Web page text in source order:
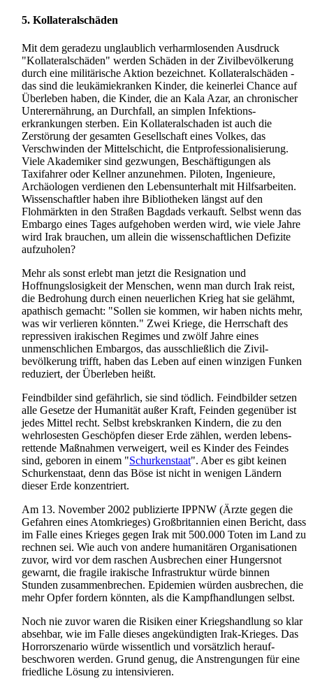
5. Kollateralschäden
Mit dem geradezu unglaublich verharmlosenden Ausdruck
"Kollateralschäden" werden Schäden in der Zivil­bevölkerung
durch eine militärische Aktion bezeichnet. Kollateral­schäden -
das sind die leukämie­kranken Kinder, die keinerlei Chance auf
Überleben haben, die Kinder, die an Kala Azar, an chronischer
Unterernährung, an Durchfall, an simplen Infektions­
erkrankungen sterben. Ein Kollateral­schaden ist auch die
Zerstörung der gesamten Gesellschaft eines Volkes, das
Verschwinden der Mittelschicht, die Ent­professionalisierung.
Viele Akademiker sind gezwungen, Beschäftigungen als
Taxifahrer oder Kellner anzunehmen. Piloten, Ingenieure,
Archäologen verdienen den Lebens­unterhalt mit Hilfsarbeiten.
Wissenschaftler haben ihre Bibliotheken längst auf den
Flohmärkten in den Straßen Bagdads verkauft. Selbst wenn das
Embargo eines Tages aufgehoben werden wird, wie viele Jahre
wird Irak brauchen, um allein die wissen­schaftlichen Defizite
aufzuholen?
Mehr als sonst erlebt man jetzt die Resignation und
Hoffnungslosigkeit der Menschen, wenn man durch Irak reist,
die Bedrohung durch einen neuerlichen Krieg hat sie gelähmt,
apathisch gemacht: "Sollen sie kommen, wir haben nichts mehr,
was wir verlieren könnten." Zwei Kriege, die Herrschaft des
repressiven irakischen Regimes und zwölf Jahre eines
unmenschlichen Embargos, das ausschließlich die Zivil­
bevölkerung trifft, haben das Leben auf einen winzigen Funken
reduziert, der Überleben heißt.
Feindbilder sind gefährlich, sie sind tödlich. Feindbilder setzen
alle Gesetze der Humanität außer Kraft, Feinden gegenüber ist
jedes Mittel recht. Selbst krebskranken Kindern, die zu den
wehrlosesten Geschöpfen dieser Erde zählen, werden lebens­
rettende Maßnahmen verweigert, weil es Kinder des Feindes
sind, geboren in einem "Schurkenstaat". Aber es gibt keinen
Schurkenstaat, denn das Böse ist nicht in wenigen Ländern
dieser Erde konzentriert.
Am 13. November 2002 publizierte IPPNW (Ärzte gegen die
Gefahren eines Atomkrieges) Großbritannien einen Bericht, dass
im Falle eines Krieges gegen Irak mit 500.000 Toten im Land zu
rechnen sei. Wie auch von andere humanitären Organisationen
zuvor, wird vor dem raschen Ausbrechen einer Hungersnot
gewarnt, die fragile irakische Infrastruktur würde binnen
Stunden zusammenbrechen. Epidemien würden ausbrechen, die
mehr Opfer fordern könnten, als die Kampfhandlungen selbst.
Noch nie zuvor waren die Risiken einer Kriegshandlung so klar
absehbar, wie im Falle dieses angekündigten Irak-Krieges. Das
Horror­szenario würde wissentlich und vorsätzlich herauf­
beschworen werden. Grund genug, die Anstrengungen für eine
friedliche Lösung zu intensivieren.